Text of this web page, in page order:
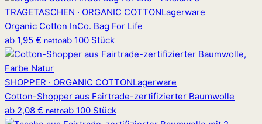
TRAGETASCHEN · ORGANIC COTTONLagerware
Organic Cotton InCo. Bag For Life
ab 1,95 € nettoab 100 Stück
SHOPPER · ORGANIC COTTONLagerware
Cotton-Shopper aus Fairtrade-zertifizierter Baumwolle
ab 2,08 € nettoab 100 Stück